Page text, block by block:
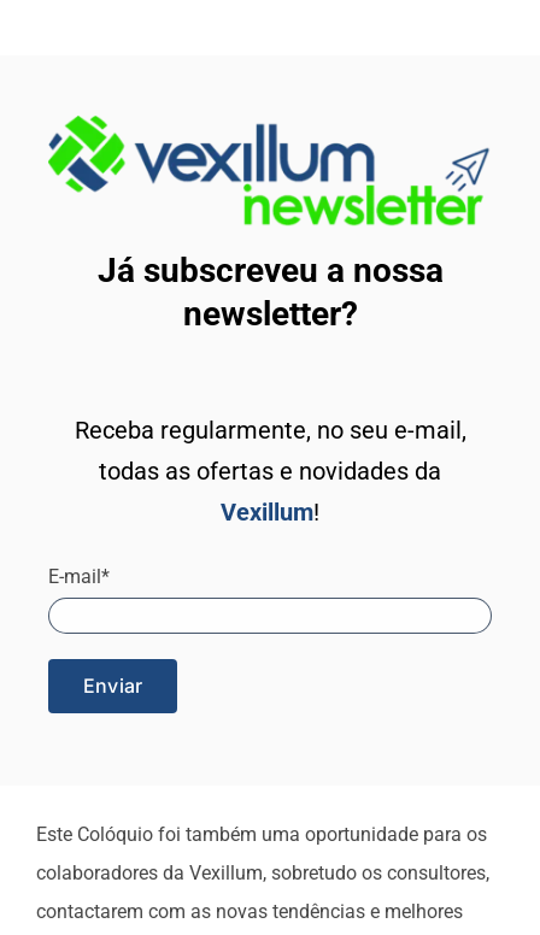
Já subscreveu a nossa
newsletter?
Receba regularmente, no seu e-mail,
todas as ofertas e novidades da
Vexillum!
E-mail*
Este Colóquio foi também uma oportunidade para os
colaboradores da Vexillum, sobretudo os consultores,
contactarem com as novas tendências e melhores